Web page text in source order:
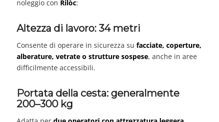
noleggio con Rilòc:
Altezza di lavoro: 34 metri
Consente di operare in sicurezza su facciate, coperture,
alberature, vetrate o strutture sospese, anche in aree
difficilmente accessibili.
Portata della cesta: generalmente
200–300 kg